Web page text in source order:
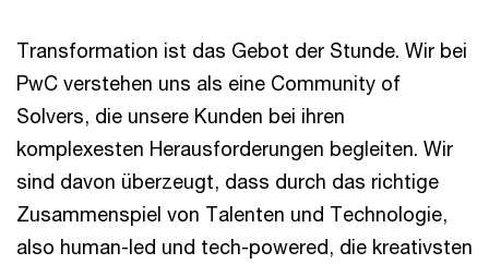
Transformation ist das Gebot der Stunde. Wir bei
PwC verstehen uns als eine Community of
Solvers, die unsere Kunden bei ihren
komplexesten Herausforderungen begleiten. Wir
sind davon überzeugt, dass durch das richtige
Zusammenspiel von Talenten und Technologie,
also human-led und tech-powered, die kreativsten